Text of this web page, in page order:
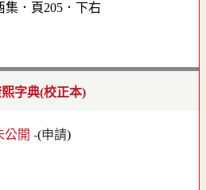
集．頁205．下右
字典(校正本)
公開 -(申請)